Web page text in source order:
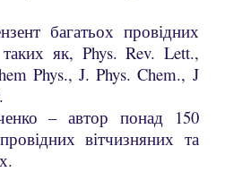
багатьох провідних
як, Phys. Rev. Lett.,
Phys., J. Phys. Chem., J
– автор понад 150
вітчизняних та